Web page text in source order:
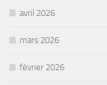
avril 2026
mars 2026
février 2026